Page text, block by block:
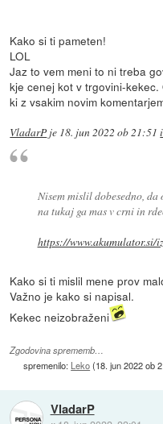
Kako si ti pameten!
LOL
Jaz to vem meni to ni treba
kje cenej kot v trgovini-
ki z vsakim novim
VladarP je 18. jun 2022 ob 21:51
Nisem mislil dobesedno, da
na tukaj ga mas v crni in
https://www.akumulator.si/
Kako si ti mislil mene prov
Važno je kako si napisal.
Kekec neizobraženi
Zgodovina sprememb…
spremenilo: Leko(18. jun 2022 ob
VladarP